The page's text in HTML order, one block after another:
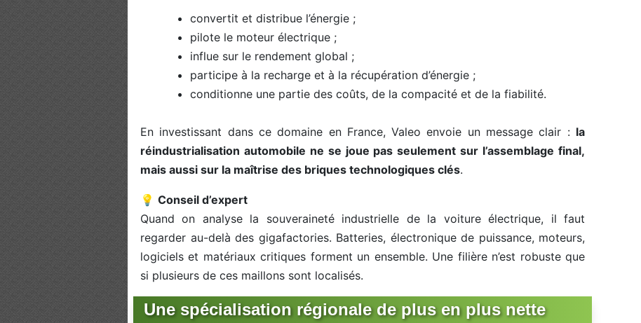
convertit et distribue l’énergie ;
pilote le moteur électrique ;
influe sur le rendement global ;
participe à la recharge et à la récupération d’énergie ;
conditionne une partie des coûts, de la compacité et de la fiabilité.
En investissant dans ce domaine en France, Valeo envoie un message clair : la
réindustrialisation automobile ne se joue pas seulement sur l’assemblage final,
mais aussi sur la maîtrise des briques technologiques clés.
💡 Conseil d’expert
Quand on analyse la souveraineté industrielle de la voiture électrique, il faut
regarder au-delà des gigafactories. Batteries, électronique de puissance, moteurs,
logiciels et matériaux critiques forment un ensemble. Une filière n’est robuste que
si plusieurs de ces maillons sont localisés.
Une spécialisation régionale de plus en plus nette